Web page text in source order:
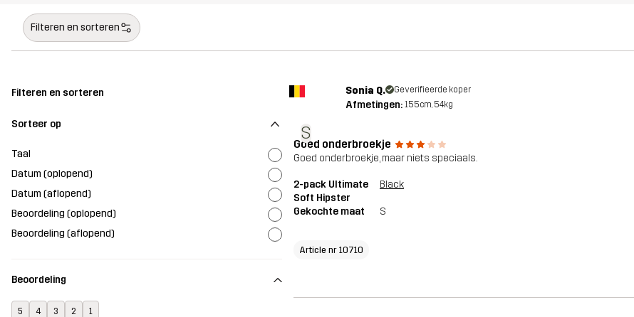
Filteren en sorteren
Filteren en sorteren
Sorteer op
Taal
Datum (oplopend)
Datum (aflopend)
Beoordeling (oplopend)
Beoordeling (aflopend)
Beoordeling
5 4 3 2 1
S
Sonia Q. Geverifieerde koper
Afmetingen: 155cm, 54kg
Goed onderbroekje
Goed onderbroekje, maar niets speciaals.
2-pack Ultimate
Soft Hipster
Black
Gekochte maat S
Article nr 10710